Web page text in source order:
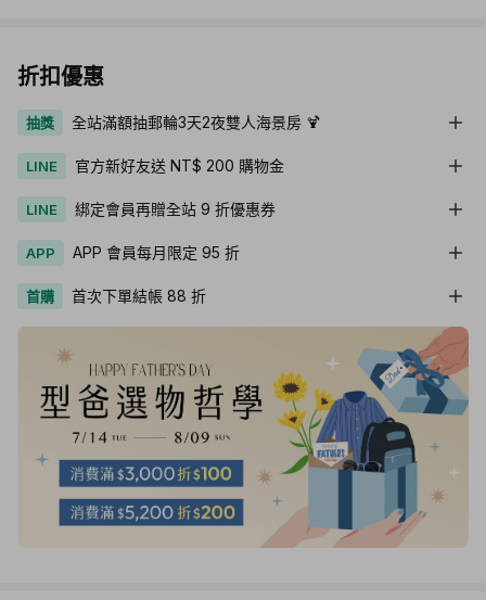
折扣優惠
抽獎 全站滿額抽郵輪3天2夜雙人海景房 🍹
LINE 官方新好友送 NT$ 200 購物金
LINE 綁定會員再贈全站 9 折優惠券
APP APP 會員每月限定 95 折
首購 首次下單結帳 88 折